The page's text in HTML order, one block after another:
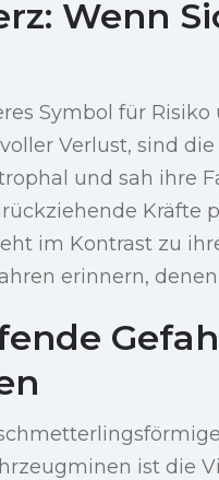
Wenn
Symbol für
Verlust, sind
und sah ihre
Kräfte
im Kontrast zu
erinnern,
ist die